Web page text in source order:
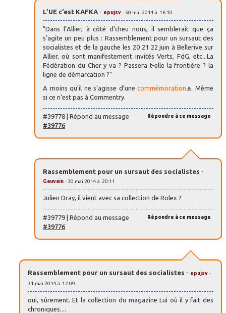
L’UE c’est KAFKA - epujsv - 30 mai 2014 à 16:10
"Dans l’Allier, à côté d’cheu nous, il semblerait que ça
s’agite un peu plus : Rassemblement pour un sursaut des
socialistes et de la gauche les 20 21 22 juin à Bellerive sur
Allier, où sont manifestement invités Verts, FdG, etc...La
Fédération du Cher y va ? Passera t-elle la frontière ? la
ligne de démarcation ?"
A moins qu’il ne s’agisse d’unecommémoration
. Même
si ce n’est pas à Commentry.
Répondre à ce message
#39778 | Répond au message
#39776
Rassemblement pour un sursaut des socialistes -
Gauvain - 30 mai 2014 à 20:11
Julien Dray, il vient avec sa collection de Rolex ?
Répondre à ce message
#39779 | Répond au message
#39776
Rassemblement pour un sursaut des socialistes - epujsv -
31 mai 2014 à 12:09
oui, sûrement. Et la collection du magazine Lui où il y fait des
chroniques....